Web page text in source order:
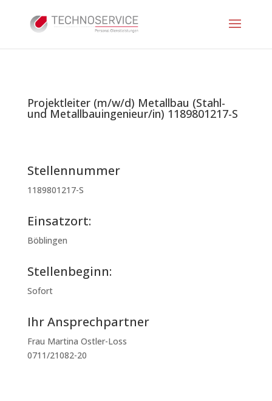
Projektleiter (m/w/d) Metallbau (Stahl-
und Metallbauingenieur/in) 1189801217-S
Stellennummer
1189801217-S
Einsatzort:
Böblingen
Stellenbeginn:
Sofort
Ihr Ansprechpartner
Frau Martina Ostler-Loss
0711/21082-20